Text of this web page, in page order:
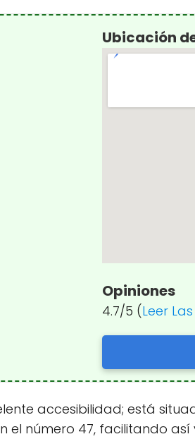
Ubicación
Opiniones
4.7/5 (Leer
accesibilidad; está
el número 47, facilitando